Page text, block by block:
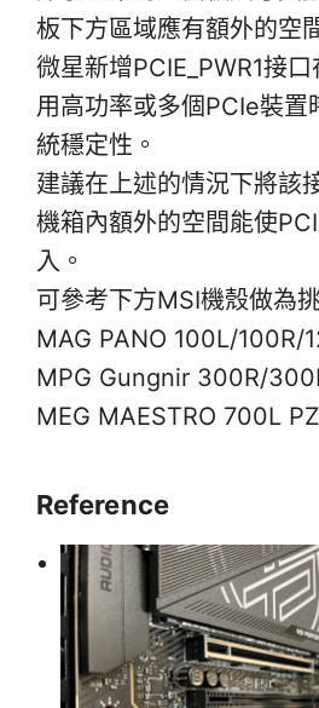
板下方區域應有額外的空
微星新增PCIE_PWR1接
用高功率或多個PCIe裝置
統穩定性。
建議在上述的情況下將該
機箱內額外的空間能使
入。
可參考下方MSI機殼做為
MAG PANO 100L/100R/
MPG Gungnir 300R/
MEG MAESTRO 700L PZ
Reference